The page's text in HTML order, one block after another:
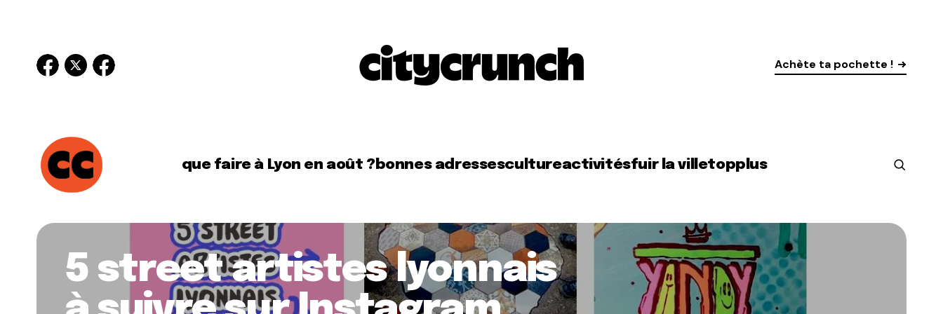
Achète ta pochette !
que faire à Lyon en août ?bonnes adressescultureactivitésfuir la villetopplus
5 street artistes lyonnais